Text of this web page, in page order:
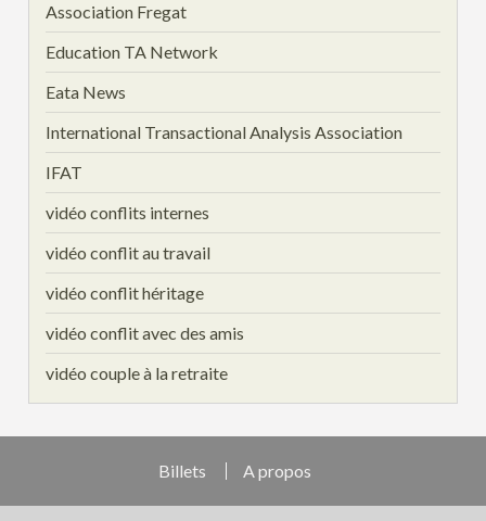
Association Fregat
Education TA Network
Eata News
International Transactional Analysis Association
IFAT
vidéo conflits internes
vidéo conflit au travail
vidéo conflit héritage
vidéo conflit avec des amis
vidéo couple à la retraite
Billets A propos